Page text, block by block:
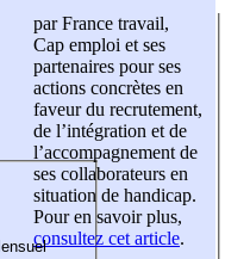
par France travail,
Cap emploi et ses
partenaires pour ses
actions concrètes en
faveur du recrutement,
de l’intégration et de
l’accompagnement de
ses collaborateurs en
situation de handicap.
Pour en savoir plus,
consultez cet article.